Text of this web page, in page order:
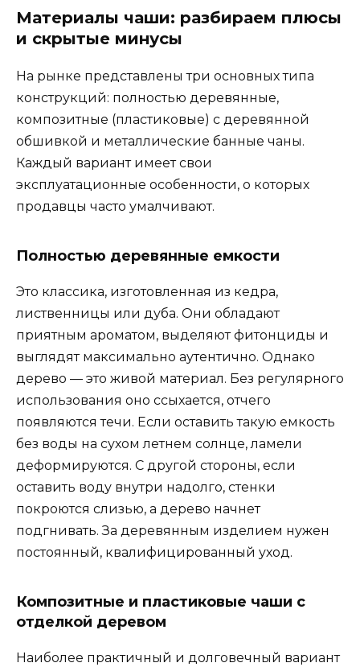
Материалы чаши: разбираем плюсы
и скрытые минусы
На рынке представлены три основных типа
конструкций: полностью деревянные,
композитные (пластиковые) с деревянной
обшивкой и металлические банные чаны.
Каждый вариант имеет свои
эксплуатационные особенности, о которых
продавцы часто умалчивают.
Полностью деревянные емкости
Это классика, изготовленная из кедра,
лиственницы или дуба. Они обладают
приятным ароматом, выделяют фитонциды и
выглядят максимально аутентично. Однако
дерево — это живой материал. Без регулярного
использования оно ссыхается, отчего
появляются течи. Если оставить такую емкость
без воды на сухом летнем солнце, ламели
деформируются. С другой стороны, если
оставить воду внутри надолго, стенки
покроются слизью, а дерево начнет
подгнивать. За деревянным изделием нужен
постоянный, квалифицированный уход.
Композитные и пластиковые чаши с
отделкой деревом
Наиболее практичный и долговечный вариант